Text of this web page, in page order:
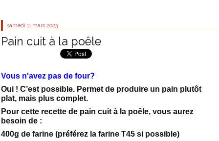
samedi 11 mars 2023
Pain cuit à la poêle
Vous n'avez pas de four?
Oui ! C’est possible. Permet de produire un pain plutôt
plat, mais plus complet.
Pour cette recette de pain cuit à la poêle, vous aurez
besoin de :
400g de farine (préférez la farine T45 si possible)